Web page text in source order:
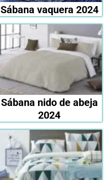
Sábana vaquera 2024
Sábana nido de abeja
2024